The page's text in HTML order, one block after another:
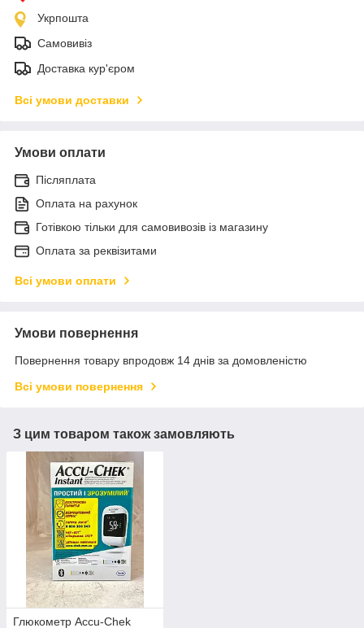
Укрпошта
Самовивіз
Доставка кур'єром
Всі умови доставки
Умови оплати
Післяплата
Оплата на рахунок
Готівкою тільки для самовивозів із магазину
Оплата за реквізитами
Всі умови оплати
Умови повернення
Повернення товару впродовж 14 днів за домовленістю
Всі умови повернення
З цим товаром також замовляють
Глюкометр Accu-Chek